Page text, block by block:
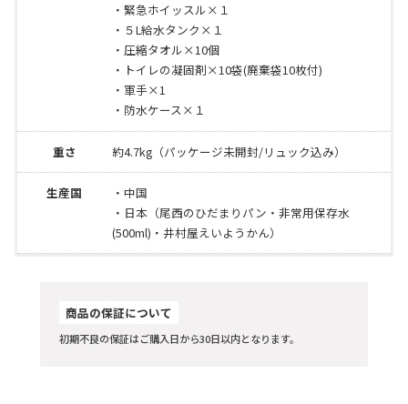
・緊急ホイッスル×１
・５L給水タンク×１
・圧縮タオル×10個
・トイレの凝固剤×10袋(廃棄袋10枚付)
・軍手×1
・防水ケース×１
重さ 約4.7kg（パッケージ未開封/リュック込み）
生産国
・中国
・日本（尾西のひだまりパン・非常用保存水
(500ml)・井村屋えいようかん）
商品の保証について
初期不良の保証はご購入日から30日以内となります。